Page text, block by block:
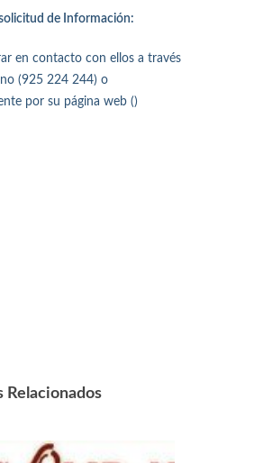
de Información:
en contacto con ellos a través
(925 224 244) o
por su página web ()
Relacionados